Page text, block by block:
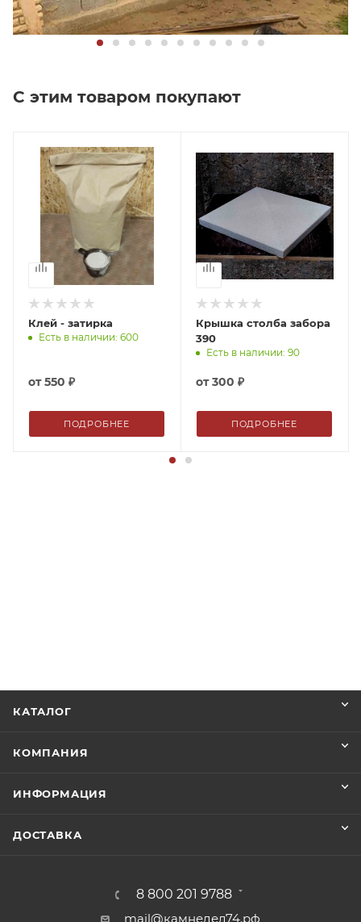
С этим товаром покупают
Клей - затирка
Есть в наличии: 600
от550 ₽
ПОДРОБНЕЕ
Крышка столба забора
390
Есть в наличии: 90
от300 ₽
ПОДРОБНЕЕ
КАТАЛОГ
КОМПАНИЯ
ИНФОРМАЦИЯ
ДОСТАВКА
8 800 201 9788
mail@камнедел74.рф